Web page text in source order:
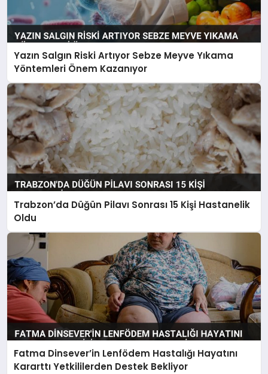
Yazın Salgın Riski Artıyor Sebze Meyve Yıkama
Yöntemleri Önem Kazanıyor
Trabzon’da Düğün Pilavı Sonrası 15 Kişi Hastanelik
Oldu
Fatma Dinsever’in Lenfödem Hastalığı Hayatını
Kararttı Yetkililerden Destek Bekliyor